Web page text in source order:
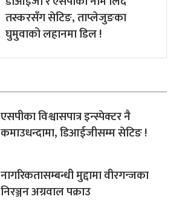
तस्करसँग सेटिङ, ताप्लेजुङका
घुमुवाको लहानमा डिल !
एसपीका विश्वासपात्र इन्स्पेक्टर नै
कमाउधन्दामा, डिआईजीसम्म सेटिङ !
नागरिकतासम्बन्धी मुद्दामा वीरगन्जका
निरञ्जन अग्रवाल पक्राउ